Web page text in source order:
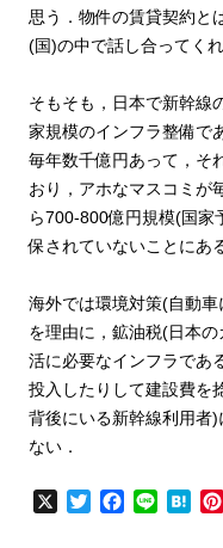
思う．物件の賃貸契約と
(国)の中で話し合ってく
そもそも，日本で新幹線
家規模のインフラ整備で
毎年数千億円あって，そ
おり，アホなマスコミが
ら700-800億円規模(国
保されていないことにあ
海外では環境対策(自動
を理由に，鉱油税(日本
活に必要なインフラであ
投入したりして建設費を
背後にいる新幹線利用者
ない．
H